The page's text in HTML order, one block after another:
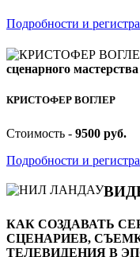
Подробности и
сценарного
КРИСТОФЕР ВОГЛЕР
Стоимость - 9500 руб.
Подробности и
КАК СОЗДАВАТЬ
СЦЕНАРИЕВ,
ТЕЛЕВИДЕНИЯ В